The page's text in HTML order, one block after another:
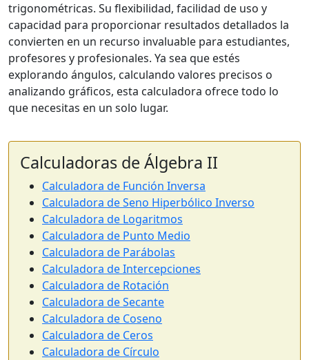
trigonométricas. Su flexibilidad, facilidad de uso y
capacidad para proporcionar resultados detallados la
convierten en un recurso invaluable para estudiantes,
profesores y profesionales. Ya sea que estés
explorando ángulos, calculando valores precisos o
analizando gráficos, esta calculadora ofrece todo lo
que necesitas en un solo lugar.
Calculadoras de Álgebra II
Calculadora de Función Inversa
Calculadora de Seno Hiperbólico Inverso
Calculadora de Logaritmos
Calculadora de Punto Medio
Calculadora de Parábolas
Calculadora de Intercepciones
Calculadora de Rotación
Calculadora de Secante
Calculadora de Coseno
Calculadora de Ceros
Calculadora de Círculo